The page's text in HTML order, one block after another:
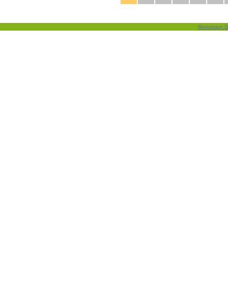
Biolovision